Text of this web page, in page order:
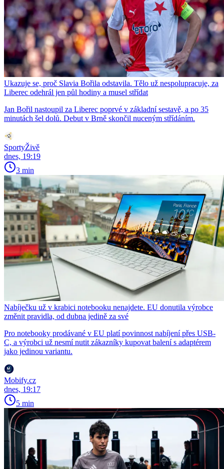
Ukazuje se, proč Slavia Bořila odstavila. Tělo už nespolupracuje, za
Liberec odehrál jen půl hodiny a musel střídat
Jan Bořil nastoupil za Liberec poprvé v základní sestavě, a po 35
minutách šel dolů. Debut v Brně skončil nuceným střídáním.
SportyŽivě
dnes, 19:19
3 min
Nabíječku už v krabici notebooku nenajdete. EU donutila výrobce
změnit pravidla, od dubna jedině za své
Pro notebooky prodávané v EU platí povinnost nabíjení přes USB-
C, a výrobci už nesmí nutit zákazníky kupovat balení s adaptérem
jako jedinou variantu.
Mobify.cz
dnes, 19:17
5 min